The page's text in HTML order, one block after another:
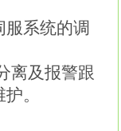
服系统的调
离及报警跟
。